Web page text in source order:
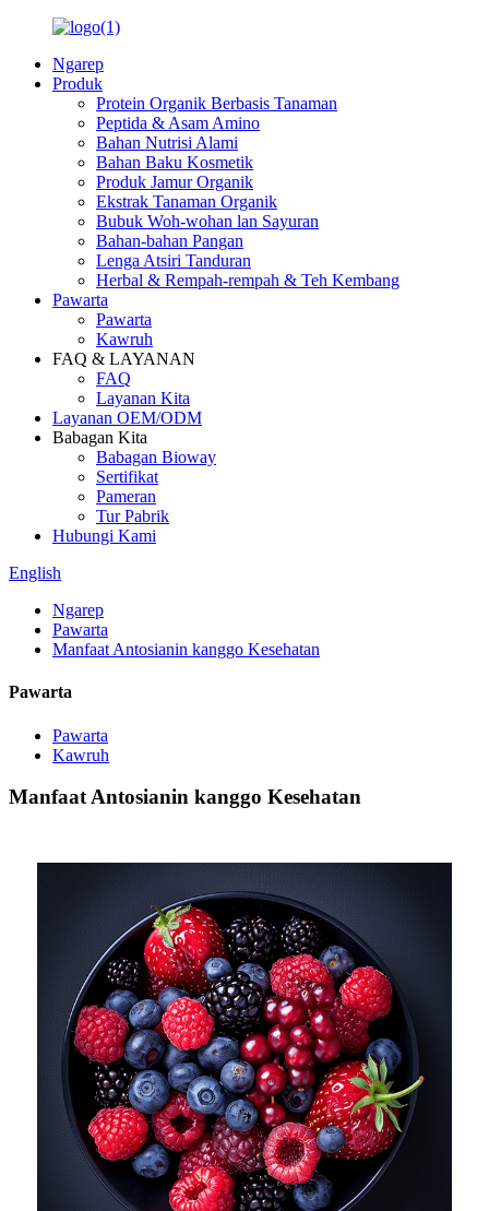
Ngarep
Produk
Protein Organik Berbasis Tanaman
Peptida & Asam Amino
Bahan Nutrisi Alami
Bahan Baku Kosmetik
Produk Jamur Organik
Ekstrak Tanaman Organik
Bubuk Woh-wohan lan Sayuran
Bahan-bahan Pangan
Lenga Atsiri Tanduran
Herbal & Rempah-rempah & Teh Kembang
Pawarta
Pawarta
Kawruh
FAQ & LAYANAN
FAQ
Layanan Kita
Layanan OEM/ODM
Babagan Kita
Babagan Bioway
Sertifikat
Pameran
Tur Pabrik
Hubungi Kami
English
Ngarep
Pawarta
Manfaat Antosianin kanggo Kesehatan
Pawarta
Pawarta
Kawruh
Manfaat Antosianin kanggo Kesehatan